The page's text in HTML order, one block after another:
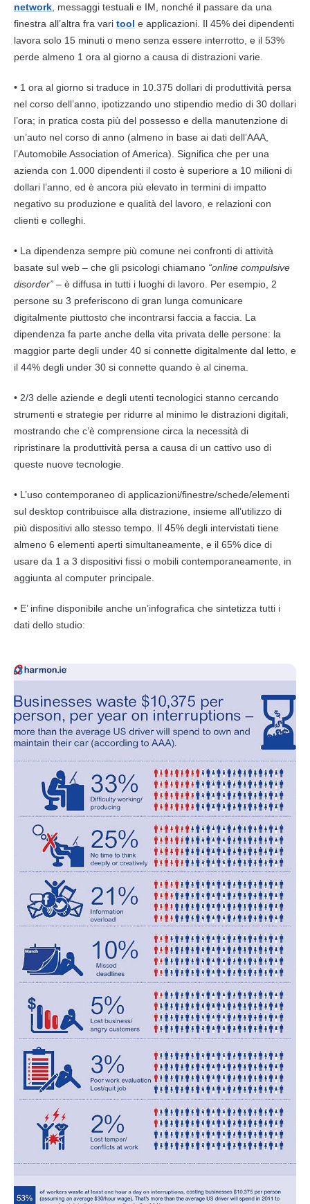
network , messaggi testuali e IM, nonché il passare da una
finestra all’altra fra vari tool e applicazioni. Il 45% dei dipendenti
lavora solo 15 minuti o meno senza essere interrotto, e il 53%
perde almeno 1 ora al giorno a causa di distrazioni varie.
• 1 ora al giorno si traduce in 10.375 dollari di produttività persa
nel corso dell’anno, ipotizzando uno stipendio medio di 30 dollari
l’ora; in pratica costa più del possesso e della manutenzione di
un’auto nel corso di anno (almeno in base ai dati dell’AAA,
l’Automobile Association of America). Significa che per una
azienda con 1.000 dipendenti il costo è superiore a 10 milioni di
dollari l’anno, ed è ancora più elevato in termini di impatto
negativo su produzione e qualità del lavoro, e relazioni con
clienti e colleghi.
• La dipendenza sempre più comune nei confronti di attività
basate sul web – che gli psicologi chiamano “online compulsive
disorder” – è diffusa in tutti i luoghi di lavoro. Per esempio, 2
persone su 3 preferiscono di gran lunga comunicare
digitalmente piuttosto che incontrarsi faccia a faccia. La
dipendenza fa parte anche della vita privata delle persone: la
maggior parte degli under 40 si connette digitalmente dal letto, e
il 44% degli under 30 si connette quando è al cinema.
• 2/3 delle aziende e degli utenti tecnologici stanno cercando
strumenti e strategie per ridurre al minimo le distrazioni digitali,
mostrando che c’è comprensione circa la necessità di
ripristinare la produttività persa a causa di un cattivo uso di
queste nuove tecnologie.
• L’uso contemporaneo di applicazioni/finestre/schede/elementi
sul desktop contribuisce alla distrazione, insieme all’utilizzo di
più dispositivi allo stesso tempo. Il 45% degli intervistati tiene
almeno 6 elementi aperti simultaneamente, e il 65% dice di
usare da 1 a 3 dispositivi fissi o mobili contemporaneamente, in
aggiunta al computer principale.
• E’ infine disponibile anche un’infografica che sintetizza tutti i
dati dello studio: